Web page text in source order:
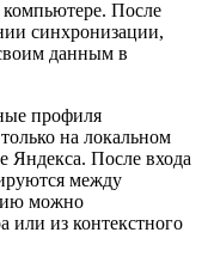
После
синхронизации,
данным в
профиля
на локальном
Яндекса. После входа
между
можно
или из контекстного